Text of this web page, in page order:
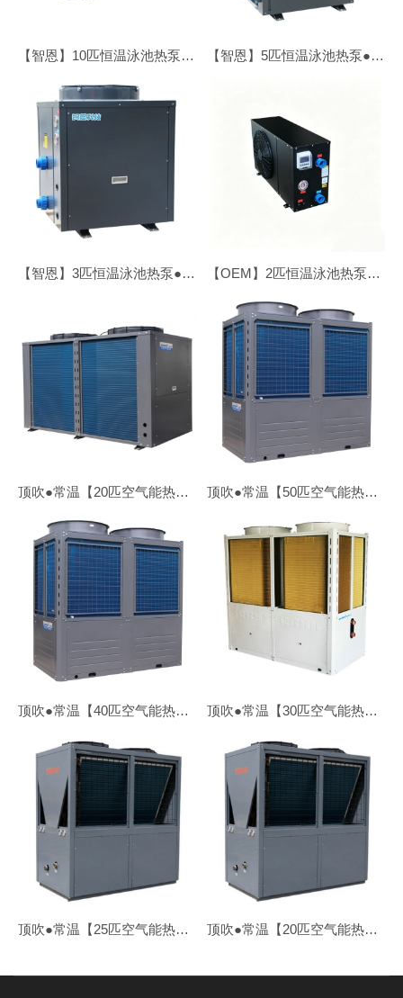
【智恩】10匹恒温泳池热泵●顶吹 【智恩】5匹恒温泳池热泵●顶吹
【智恩】3匹恒温泳池热泵●顶吹 【OEM】2匹恒温泳池热泵●侧吹
顶吹●常温【20匹空气能热水机】ZR-76/SN1-DT 顶吹●常温【50匹空气能热水机】ZN-KFDX/V-500Ⅱ
顶吹●常温【40匹空气能热水机】ZN-KFDX/V-400Ⅱ 顶吹●常温【30匹空气能热水机】ZN-KFDX/V-300Ⅱ
顶吹●常温【25匹空气能热水机】ZN-KFDX/V-250Ⅱ 顶吹●常温【20匹空气能热水机】ZN-KFDX/V-200Ⅱ